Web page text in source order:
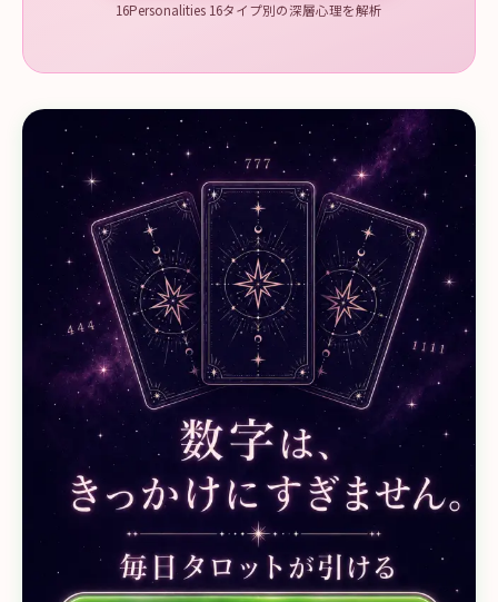
16Personalities 16タイプ別の深層心理を解析